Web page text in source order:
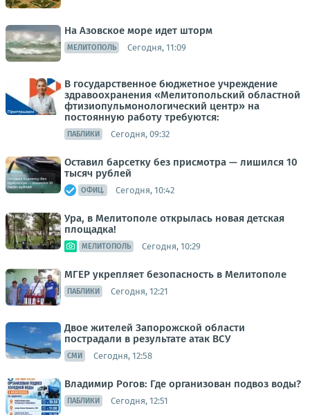
На Азовское море идет шторм
МЕЛИТОПОЛЬ Сегодня, 11:09
В государственное бюджетное учреждение
здравоохранения «Мелитопольский областной
фтизиопульмонологический центр» на
постоянную работу требуются:
ПАБЛИКИ Сегодня, 09:32
Оставил барсетку без присмотра — лишился 10
тысяч рублей
ОФИЦ. Сегодня, 10:42
Ура, в Мелитополе открылась новая детская
площадка!
МЕЛИТОПОЛЬ Сегодня, 10:29
МГЕР укрепляет безопасность в Мелитополе
ПАБЛИКИ Сегодня, 12:21
Двое жителей Запорожской области
пострадали в результате атак ВСУ
СМИ Сегодня, 12:58
Владимир Рогов: Где организован подвоз воды?
ПАБЛИКИ Сегодня, 12:51